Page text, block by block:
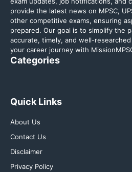
provide the latest news on MPSC,
other competitive exams, ensuring
prepared. Our goal is to simplify the
accurate, timely, and well-
your career journey with
Categories
Quick Links
About Us
Contact Us
Disclaimer
Privacy Policy